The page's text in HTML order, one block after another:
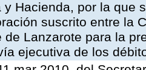
y Hacienda, por la que
suscrito entre la
de Lanzarote para la
ejecutiva de los